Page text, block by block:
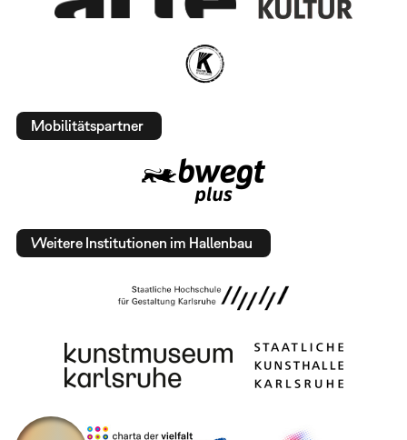
Mobilitätspartner
Weitere Institutionen im Hallenbau